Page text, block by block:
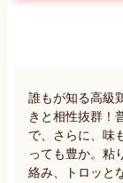
誰もが知る高級
きと相性抜群！
で、さらに、味
っても豊か。粘
絡み、トロッと